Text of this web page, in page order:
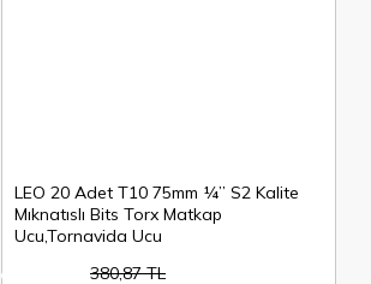
LEO 20 Adet T10 75mm ¼’’ S2 Kalite
Mıknatıslı Bits Torx Matkap
Ucu,Tornavida Ucu
%6 380,87 TL